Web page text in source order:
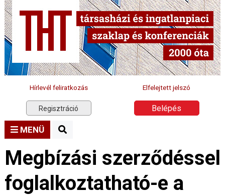
Hírlevél feliratkozás Elfelejtett jelszó
Regisztráció Belépés
MENÜ
Megbízási szerződéssel
foglalkoztatható-e a